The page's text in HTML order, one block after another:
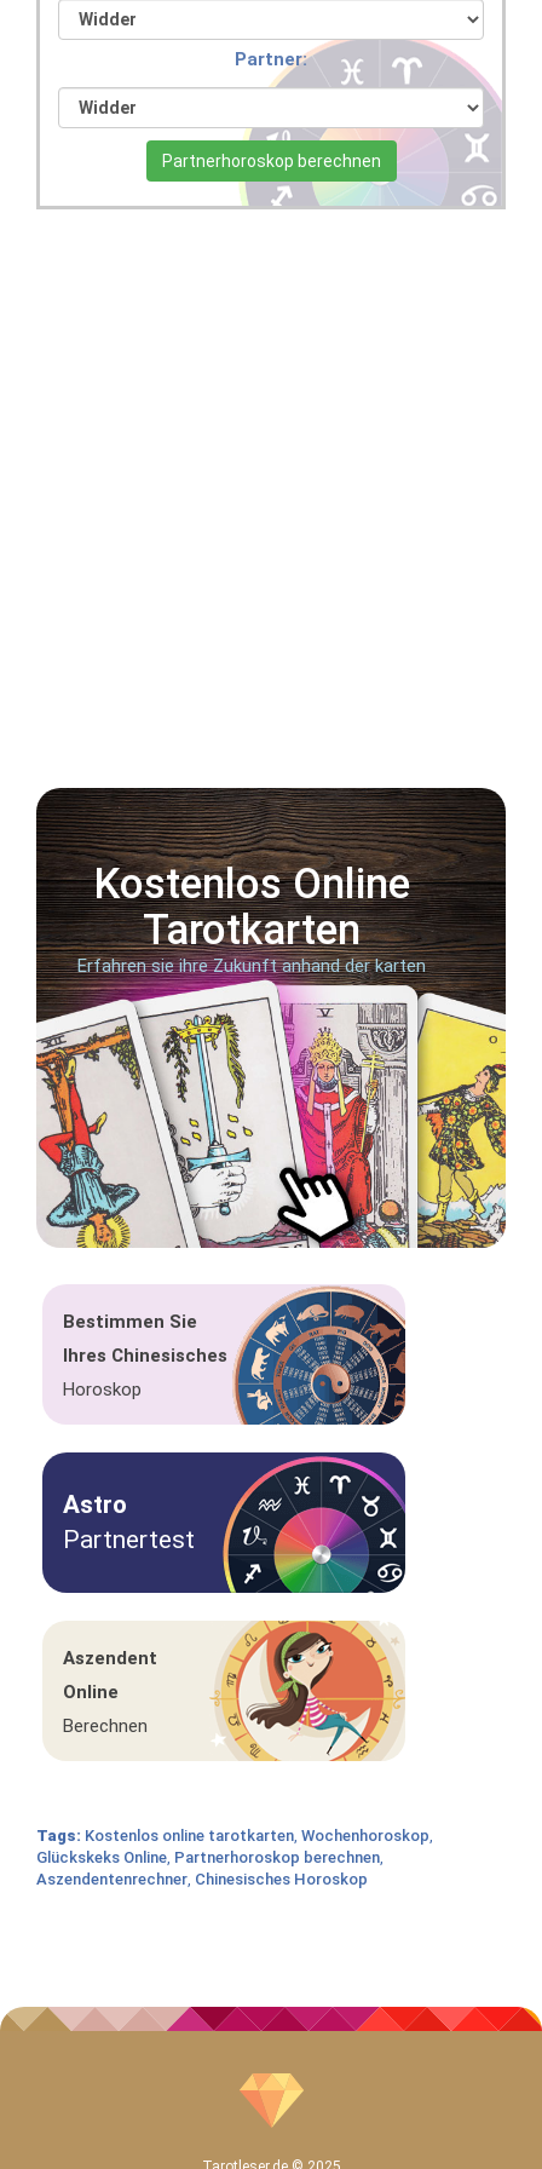
Partner:
Partnerhoroskop berechnen
Kostenlos Online
Tarotkarten
Erfahren sie ihre Zukunft anhand der karten
Bestimmen Sie
Ihres Chinesisches
Horoskop
Astro
Partnertest
Aszendent
Online
Berechnen
Tags: Kostenlos online tarotkarten Wochenhoroskop
Glückskeks Online Partnerhoroskop berechnen
Aszendentenrechner Chinesisches Horoskop